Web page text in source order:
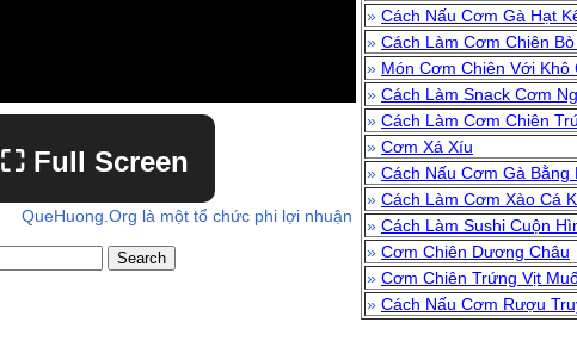
⛶ Full Screen
QueHuong.Org là một tổ chức phi lợi nhuận
» Cách Nấu Cơm Gà Hạt
» Cách Làm Cơm Chiên
» Món Cơm Chiên Với
» Cách Làm Snack Cơm
» Cách Làm Cơm Chiên
» Cơm Xá Xíu
» Cách Nấu Cơm Gà Bằng
» Cách Làm Cơm Xào Cá
» Cách Làm Sushi Cuộn
» Cơm Chiên Dương Châu
» Cơm Chiên Trứng Vịt
» Cách Nấu Cơm Rượu